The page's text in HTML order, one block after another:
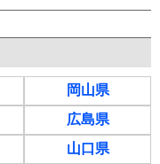
岡山県
広島県
山口県